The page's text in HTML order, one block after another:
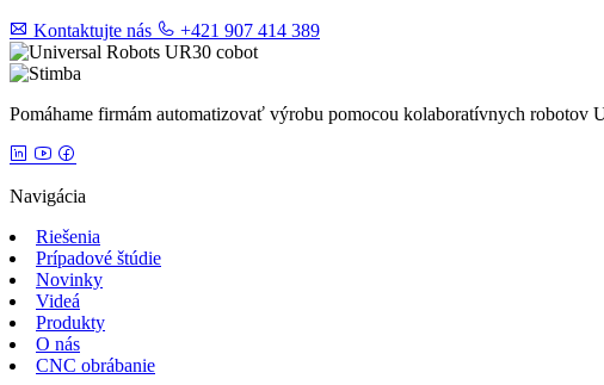
Kontaktujte nás +421 907 414 389
Pomáhame firmám automatizovať výrobu pomocou kolaboratívnych robotov
Navigácia
Riešenia
Prípadové štúdie
Novinky
Videá
Produkty
O nás
CNC obrábanie